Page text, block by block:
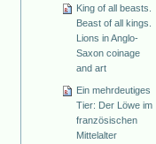
King of all beasts.
Beast of all kings.
Lions in Anglo-
Saxon coinage
and art
Ein mehrdeutiges
Tier: Der Löwe im
französischen
Mittelalter